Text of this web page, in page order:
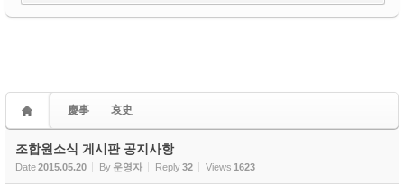
慶事 哀史
조합원소식 게시판 공지사항
Date2015.05.20 By 운영자 Reply32 Views 1623